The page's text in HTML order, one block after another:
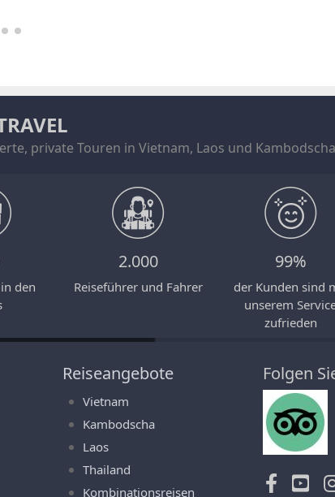
private Touren in Vietnam, Laos und
den
2.000
Reiseführer und Fahrer
99%
der Kunden sind
unserem
zufrieden
Reiseangebote
Vietnam
Kambodscha
Laos
Thailand
Kombinationsreisen
Folgen